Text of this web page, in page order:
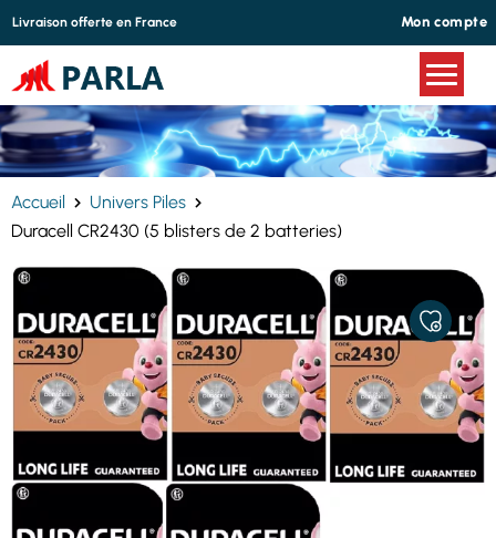
Livraison offerte en France Mon compte
Accueil
Univers Piles
Duracell CR2430 (5 blisters de 2 batteries)
AJOUTER
À
MES
FAVORIS
Panneau de gestion des cookies